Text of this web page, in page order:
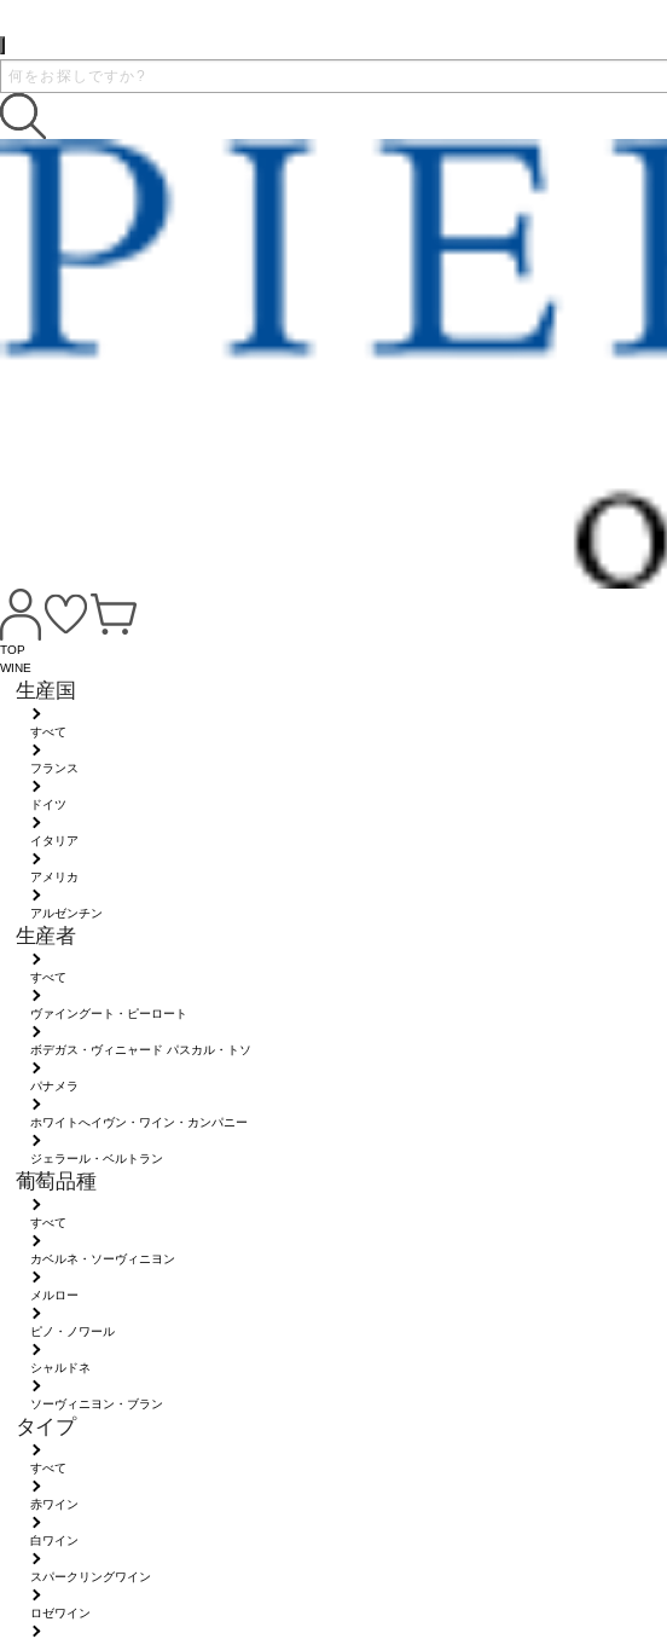
TOP
WINE
生産国
すべて
フランス
ドイツ
イタリア
アメリカ
アルゼンチン
生産者
すべて
ヴァイングート・ピーロート
ボデガス・ヴィニャード パスカル・トソ
パナメラ
ホワイトへイヴン・ワイン・カンパニー
ジェラール・ベルトラン
葡萄品種
すべて
カベルネ・ソーヴィニヨン
メルロー
ピノ・ノワール
シャルドネ
ソーヴィニヨン・ブラン
タイプ
すべて
赤ワイン
白ワイン
スパークリングワイン
ロゼワイン